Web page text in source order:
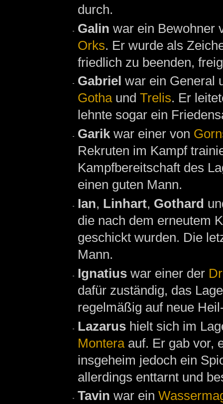
durch.
Galin war ein Bewohner
Orks. Er wurde als
friedlich zu beenden,
Gabriel war ein General
Gothaund Trelis. Er
lehnte sogar ein
Garikwar einer von
Rekruten im Kampf
Kampfbereitschaft des
einen guten Mann.
Ian, Linhart, Gothard
die nach dem erneutem
geschickt wurden. Die
Mann.
Ignatius war einer der
dafür zuständig, das
regelmäßig auf neue
Lazarus hielt sich im
Monteraauf. Er gab vor,
insgeheim jedoch ein
allerdings enttarnt und
Tavin war ein